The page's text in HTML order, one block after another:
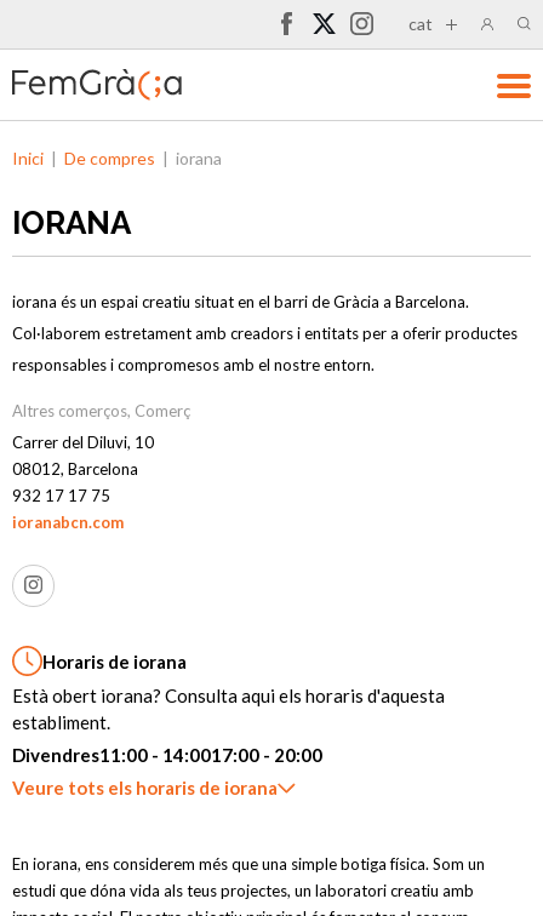
cat
Inici | De compres | iorana
IORANA
iorana és un espai creatiu situat en el barri de Gràcia a Barcelona.
Col·laborem estretament amb creadors i entitats per a oferir productes
responsables i compromesos amb el nostre entorn.
Altres comerços, Comerç
Carrer del Diluvi, 10
08012, Barcelona
932 17 17 75
ioranabcn.com
Horaris de iorana
Està obert iorana? Consulta aqui els horaris d'aquesta
establiment.
Divendres11:00 - 14:0017:00 - 20:00
Veure tots els horaris de iorana
En iorana, ens considerem més que una simple botiga física. Som un
estudi que dóna vida als teus projectes, un laboratori creatiu amb